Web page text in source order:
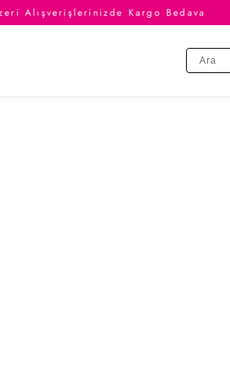
Alışverişlerinizde Kargo Bedava